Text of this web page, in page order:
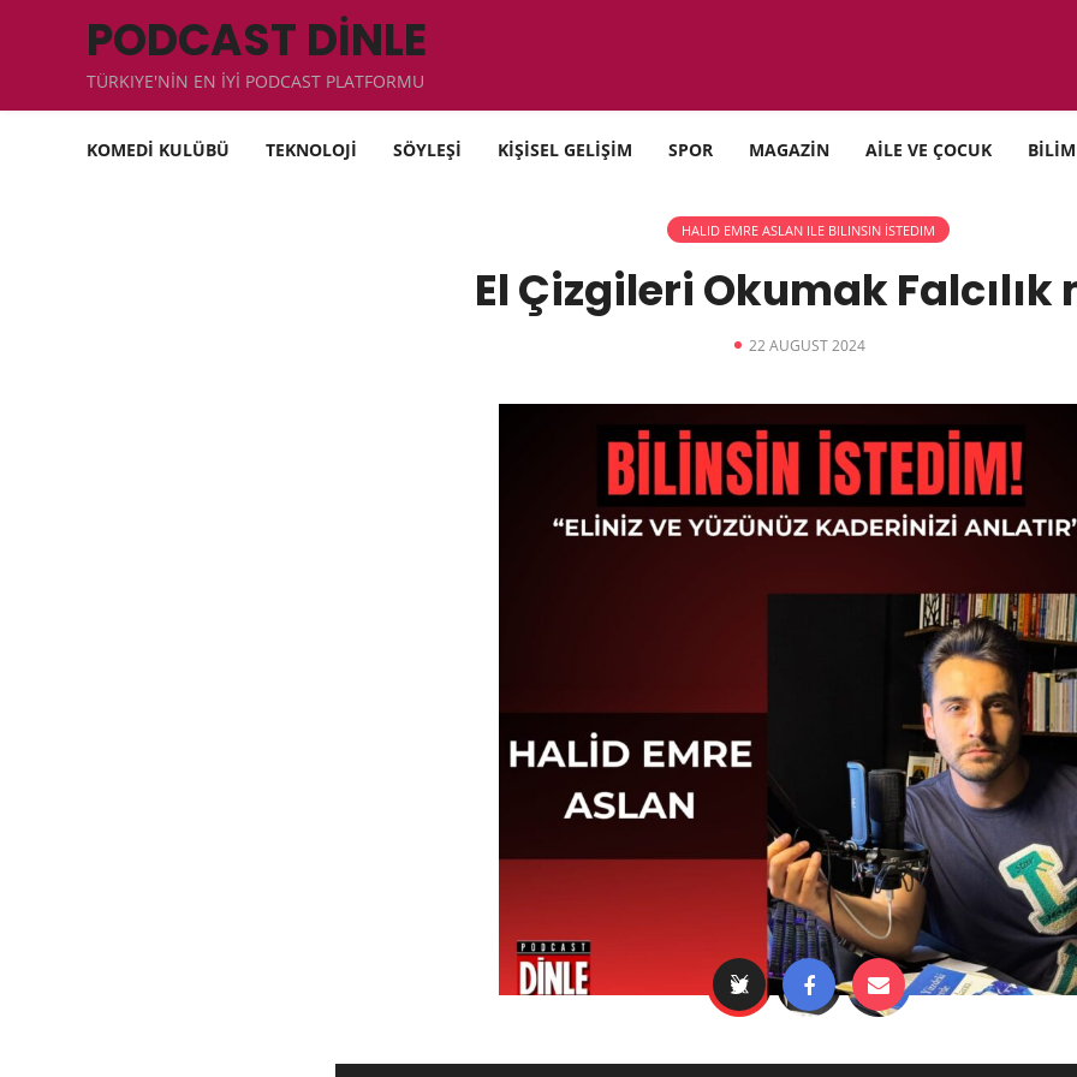
PODCAST DİNLE
TÜRKIYE'NİN EN İYİ PODCAST PLATFORMU
KOMEDİ KULÜBÜ TEKNOLOJİ SÖYLEŞİ KİŞİSEL GELİŞİM SPOR MAGAZİN AİLE VE ÇOCUK BİLİM
HALID EMRE ASLAN ILE BILINSIN İSTEDIM
El Çizgileri Okumak Falcılık
22 AUGUST 2024